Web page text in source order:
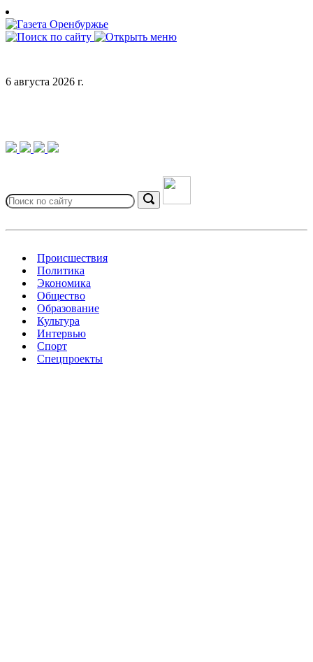
Skip
to
content
6 августа 2026 г.
for:
Search
Происшествия
Политика
Экономика
Общество
Образование
Культура
Интервью
Спорт
Спецпроекты